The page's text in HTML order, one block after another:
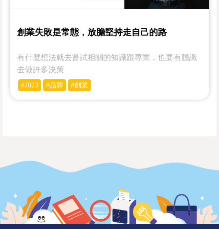
創業失敗是常態，放膽堅持走自己的路
有什麼想法就去嘗試相關的知識跟專業，也要有膽識
去做許多決策
#2023 #品牌 #創業